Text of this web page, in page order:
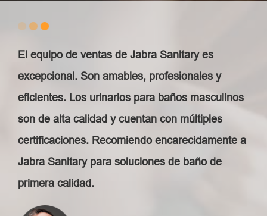
El equipo de ventas de Jabra Sanitary es
excepcional. Son amables, profesionales y
eficientes. Los urinarios para baños masculinos
son de alta calidad y cuentan con múltiples
certificaciones. Recomiendo encarecidamente a
Jabra Sanitary para soluciones de baño de
primera calidad.